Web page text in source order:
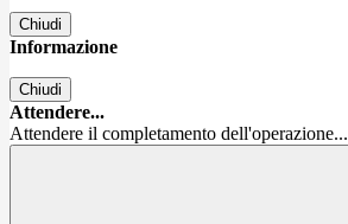
Chiudi
Informazione
Chiudi
Attendere...
Attendere il completamento dell'operazione...